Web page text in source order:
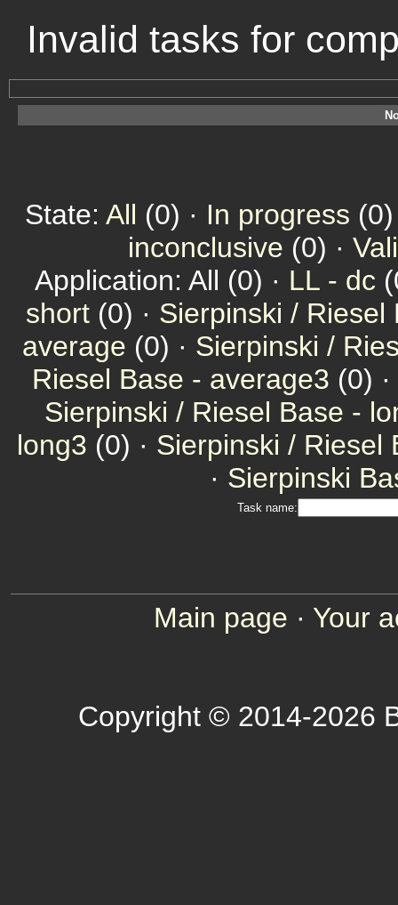
Invalid tasks for
State: All (0) · In progress
inconclusive (0) ·
Application: All (0) · LL - dc
short (0) · Sierpinski / Riesel
average (0) · Sierpinski /
Riesel Base - average3 (0) ·
Sierpinski / Riesel Base -
long3 (0) · Sierpinski / Riesel
· Sierpinski
Task name:
Main page · Your
Copyright © 2014-2026